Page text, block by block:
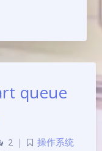
queue
2 |
操作系统